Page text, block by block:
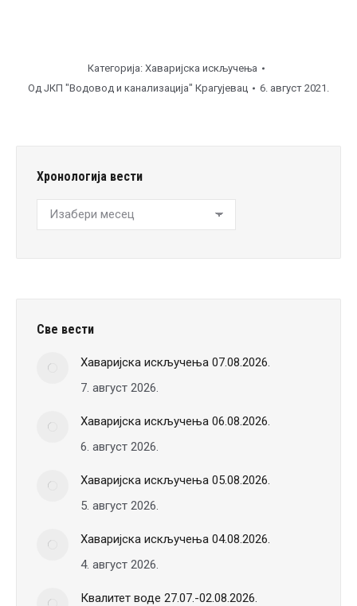
Категорија: Хаваријска искључења
Од ЈКП "Водовод и канализација" Крагујевац 6. август 2021.
Хронологија вести
Хронологија
вести
Све вести
Хаваријска искључења 07.08.2026.
7. август 2026.
Хаваријска искључења 06.08.2026.
6. август 2026.
Хаваријска искључења 05.08.2026.
5. август 2026.
Хаваријска искључења 04.08.2026.
4. август 2026.
Квалитет воде 27.07.-02.08.2026.